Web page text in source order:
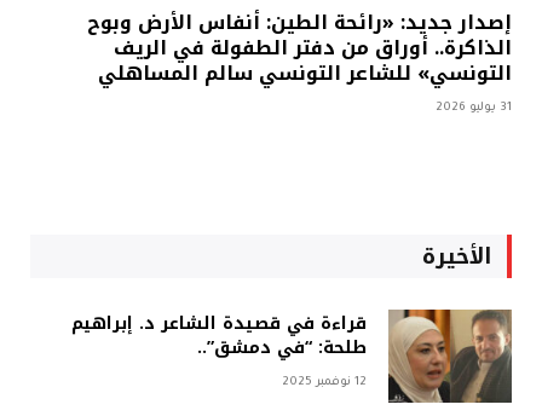
إصدار جديد: «رائحة الطين: أنفاس الأرض وبوح
الذاكرة.. أوراق من دفتر الطفولة في الريف
التونسي» للشاعر التونسي سالم المساهلي
31 يوليو 2026
الأخيرة
قراءة في قصيدة الشاعر د. إبراهيم
طلحة: “في دمشق”..
12 نوفمبر 2025